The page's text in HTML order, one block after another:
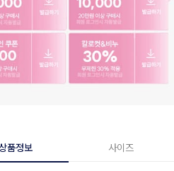
품정보 사이즈